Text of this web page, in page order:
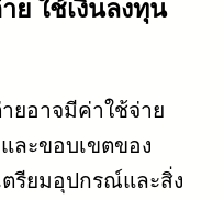
ย ใช้เงินลงทุน
ยอาจมีค่าใช้จ่าย
ละขอบเขตของ
รียมอุปกรณ์และสิ่ง